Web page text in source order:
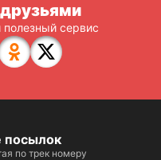
сервис
посылок
по трек номеру